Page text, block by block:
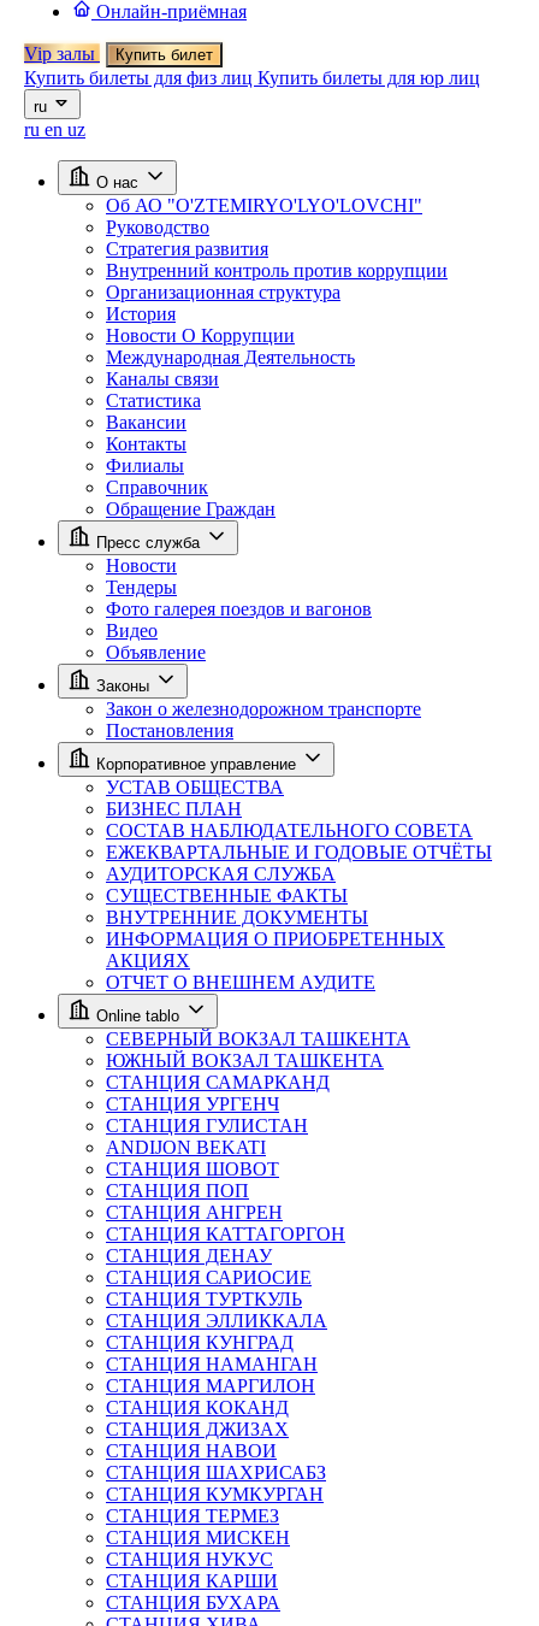
Онлайн-приёмная
Vip залы Купить билет
Купить билеты для физ лиц Купить билеты для юр лиц
ru
ru en uz
О нас
Об АО "O'ZTEMIRYO'LYO'LOVCHI"
Руководство
Стратегия развития
Внутренний контроль против коррупции
Организационная структура
История
Новости О Коррупции
Международная Деятельность
Каналы связи
Статистика
Вакансии
Контакты
Филиалы
Справочник
Обращение Граждан
Пресс служба
Новости
Тендеры
Фото галерея поездов и вагонов
Видео
Объявление
Законы
Закон о железнодорожном транспорте
Постановления
Корпоративное управление
УСТАВ ОБЩЕСТВА
БИЗНЕС ПЛАН
СОСТАВ НАБЛЮДАТЕЛЬНОГО СОВЕТА
ЕЖЕКВАРТАЛЬНЫЕ И ГОДОВЫЕ ОТЧЁТЫ
АУДИТОРСКАЯ СЛУЖБА
СУЩЕСТВЕННЫЕ ФАКТЫ
ВНУТРЕННИЕ ДОКУМЕНТЫ
ИНФОРМАЦИЯ О ПРИОБРЕТЕННЫХ
АКЦИЯХ
ОТЧЕТ О ВНЕШНЕМ АУДИТЕ
Online tablo
СЕВЕРНЫЙ ВОКЗАЛ ТАШКЕНТА
ЮЖНЫЙ ВОКЗАЛ ТАШКЕНТА
СТАНЦИЯ САМАРКАНД
СТАНЦИЯ УРГЕНЧ
СТАНЦИЯ ГУЛИСТАН
ANDIJON BEKATI
СТАНЦИЯ ШОВОТ
СТАНЦИЯ ПОП
СТАНЦИЯ АНГРЕН
СТАНЦИЯ КАТТАГОРГОН
СТАНЦИЯ ДЕНАУ
СТАНЦИЯ САРИОСИЕ
СТАНЦИЯ ТУРТКУЛЬ
СТАНЦИЯ ЭЛЛИККАЛА
СТАНЦИЯ КУНГРАД
СТАНЦИЯ НАМАНГАН
СТАНЦИЯ МАРГИЛОН
СТАНЦИЯ КОКАНД
СТАНЦИЯ ДЖИЗАХ
СТАНЦИЯ НАВОИ
СТАНЦИЯ ШАХРИСАБЗ
СТАНЦИЯ КУМКУРГАН
СТАНЦИЯ ТЕРМЕЗ
СТАНЦИЯ МИСКЕН
СТАНЦИЯ НУКУС
СТАНЦИЯ КАРШИ
СТАНЦИЯ БУХАРА